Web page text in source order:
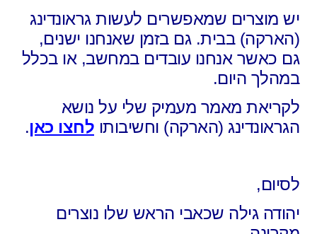
יש מוצרים שמאפשרים לעשות גראונדינג
(הארקה) בבית. גם בזמן שאנחנו ישנים,
גם כאשר אנחנו עובדים במחשב, או בכלל
במהלך היום.
לקריאת מאמר מעמיק שלי על נושא
הגראונדינג (הארקה) וחשיבותו לחצו כאן.
לסיום,
יהודה גילה שכאבי הראש שלו נוצרים